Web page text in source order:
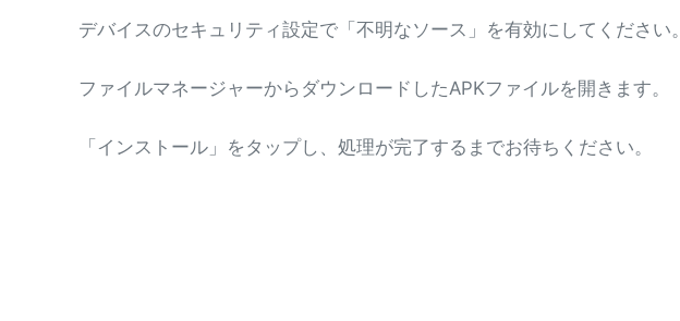
デバイスのセキュリティ設定で「不明なソース」を有効にしてください。
ファイルマネージャーからダウンロードしたAPKファイルを開きます。
「インストール」をタップし、処理が完了するまでお待ちください。